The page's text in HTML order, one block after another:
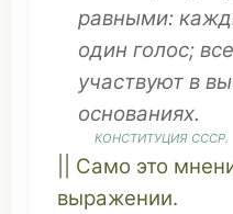
равными:
один голос; все
участвуют в
основаниях.
КОНСТИТУЦИЯ СССР.
Само это
выражении.